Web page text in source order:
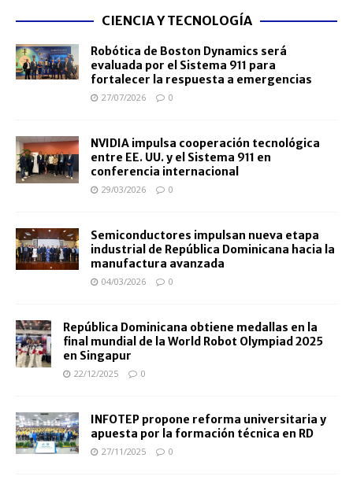
CIENCIA Y TECNOLOGÍA
Robótica de Boston Dynamics será
evaluada por el Sistema 911 para
fortalecer la respuesta a emergencias
27/07/2026 0
NVIDIA impulsa cooperación tecnológica
entre EE. UU. y el Sistema 911 en
conferencia internacional
29/03/2026 0
Semiconductores impulsan nueva etapa
industrial de República Dominicana hacia la
manufactura avanzada
04/03/2026 0
República Dominicana obtiene medallas en la
final mundial de la World Robot Olympiad 2025
en Singapur
22/12/2025 0
INFOTEP propone reforma universitaria y
apuesta por la formación técnica en RD
27/11/2025 0